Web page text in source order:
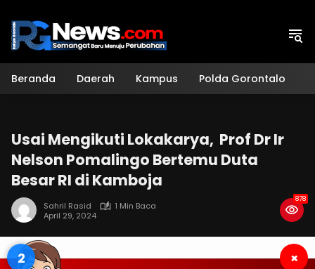
konten
Beranda Daerah Kampus Polda Gorontalo
Usai Mengikuti Lokakarya, Prof Dr Ir
Nelson Pomalingo Bertemu Duta
Besar RI di Kamboja
Sahril Rasid
1 Min Baca
April 29, 2024
878
2 ×